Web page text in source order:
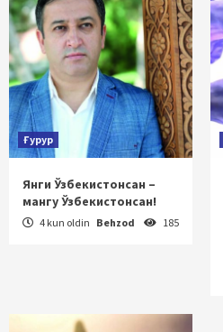
Ғурур
Янги Ўзбекистонсан –
мангу Ўзбекистонсан!
4 kun oldin Behzod 185